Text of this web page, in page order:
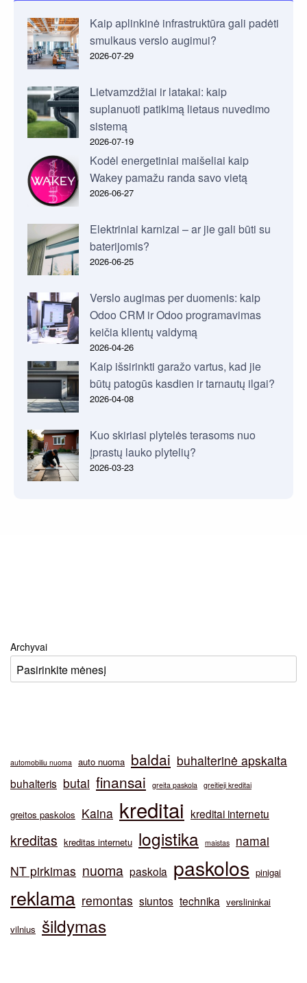
Kaip aplinkinė infrastruktūra gali padėti
smulkaus verslo augimui?
2026-07-29
Lietvamzdžiai ir latakai: kaip
suplanuoti patikimą lietaus nuvedimo
sistemą
2026-07-19
Kodėl energetiniai maišeliai kaip
Wakey pamažu randa savo vietą
2026-06-27
Elektriniai karnizai – ar jie gali būti su
baterijomis?
2026-06-25
Verslo augimas per duomenis: kaip
Odoo CRM ir Odoo programavimas
keičia klientų valdymą
2026-04-26
Kaip išsirinkti garažo vartus, kad jie
būtų patogūs kasdien ir tarnautų ilgai?
2026-04-08
Kuo skiriasi plytelės terasoms nuo
įprastų lauko plytelių?
2026-03-23
Archyvai
automobiliu nuoma auto nuoma baldai buhalterinė apskaita
buhalteris butai finansai greita paskola greitieji kreditai
greitos paskolos Kaina kreditai kreditai internetu
kreditas kreditas internetu logistika maistas
namai
NT pirkimas nuoma paskola paskolos pinigai
reklama remontas siuntos technika verslininkai
vilnius šildymas